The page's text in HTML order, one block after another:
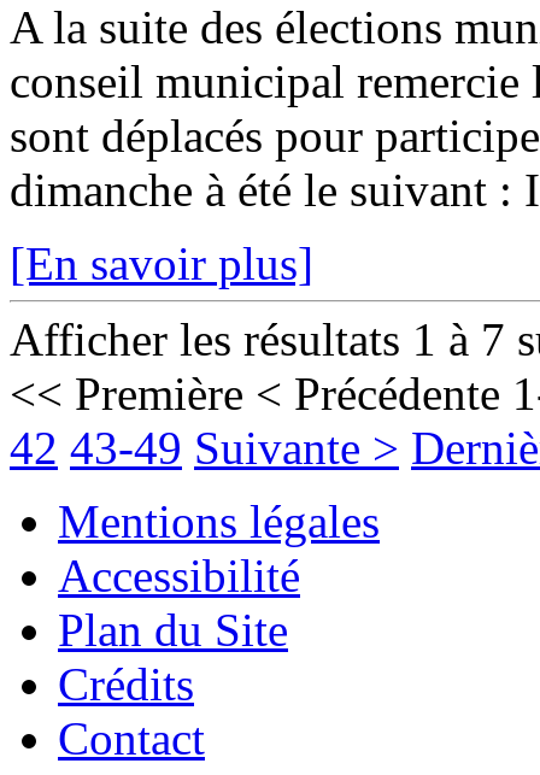
A la suite des élections
conseil municipal remercie
sont déplacés pour
dimanche à été le suivant :
[En savoir plus]
Afficher les résultats 1 à 7
<< Première < Précédente
42 43-49 Suivante >
Mentions légales
Accessibilité
Plan du Site
Crédits
Contact